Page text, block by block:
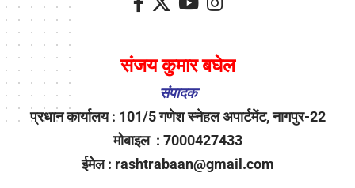
संजय कुमार बघेल
संपादक
प्रधान कार्यालय : 101/5 गणेश स्नेहल अपार्टमेंट, नागपुर-22
मोबाइल : 7000427433
ईमेल : rashtrabaan@gmail.com